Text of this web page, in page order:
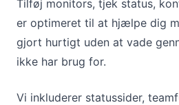
Tilføj monitors, tjek status,
er optimeret til at hjælpe dig
gjort hurtigt uden at vade
ikke har brug for.
Vi inkluderer statussider,